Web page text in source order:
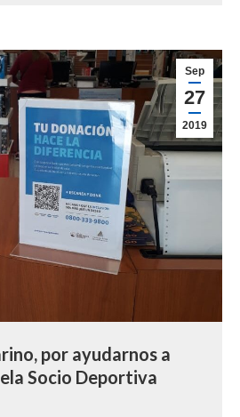
Sep
27
2019
por ayudarnos a
Socio Deportiva